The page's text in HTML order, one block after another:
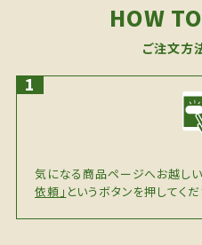
HOW
ご注文方
気になる商品ページへお越し
依頼」 というボタンを押してくだ